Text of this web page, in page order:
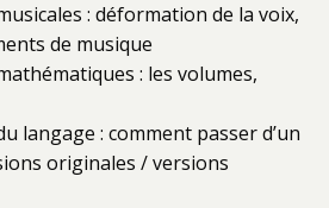
: déformation de la voix,
de musique
: les volumes,
langage : comment passer d’un
originales / versions